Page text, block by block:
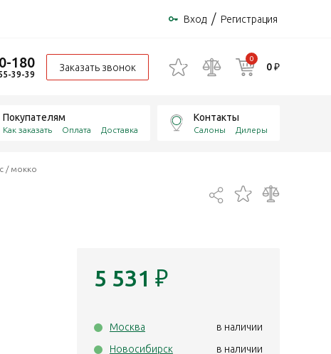
Вход / Регистрация
180
39-39
Заказать звонок
0
0 ₽
Покупателям
Как заказать Оплата Доставка
Контакты
Салоны Дилеры
/ мокко
5 531 ₽
Москва
в наличии
Новосибирск
в наличии